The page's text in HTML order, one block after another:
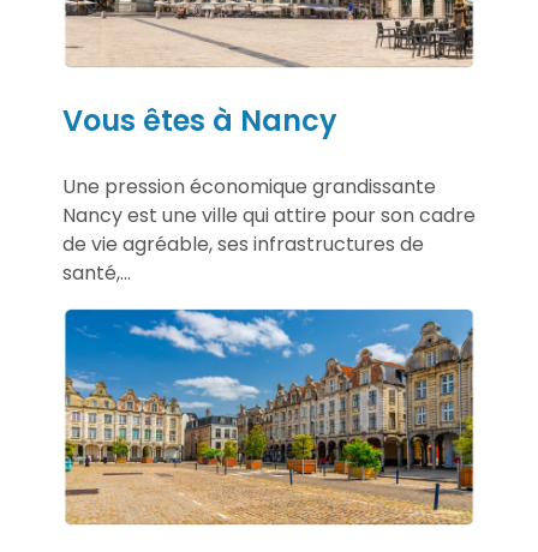
Vous êtes à Nancy
Une pression économique grandissante
Nancy est une ville qui attire pour son cadre
de vie agréable, ses infrastructures de
santé,...